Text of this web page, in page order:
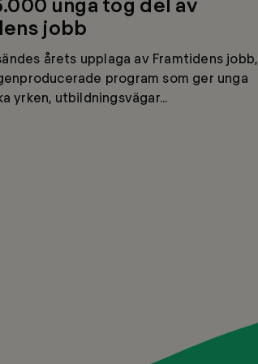
unga tog del av
jobb
årets upplaga av Framtidens jobb,
program som ger unga
yrken, utbildningsvägar...